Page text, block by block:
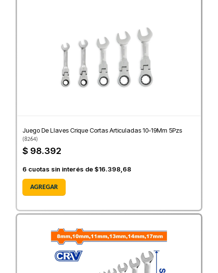
Juego De Llaves Crique Cortas Articuladas 10-19Mm 5Pzs
(8264)
$ 98.392
6 cuotas sin interés de $16.398,68
AGREGAR